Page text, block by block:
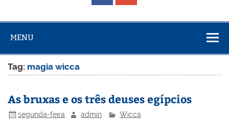
MENU
Tag: magia wicca
As bruxas e os três deuses egípcios
segunda-feira admin Wicca